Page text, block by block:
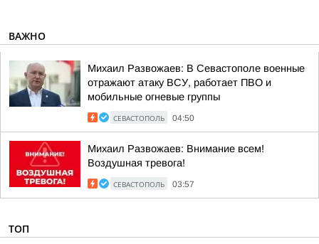
ВАЖНО
Михаил Развожаев: В Севастополе военные
отражают атаку ВСУ, работает ПВО и
мобильные огневые группы
СЕВАСТОПОЛЬ 04:50
Михаил Развожаев: Внимание всем!
Воздушная тревога!
СЕВАСТОПОЛЬ 03:57
ТОП